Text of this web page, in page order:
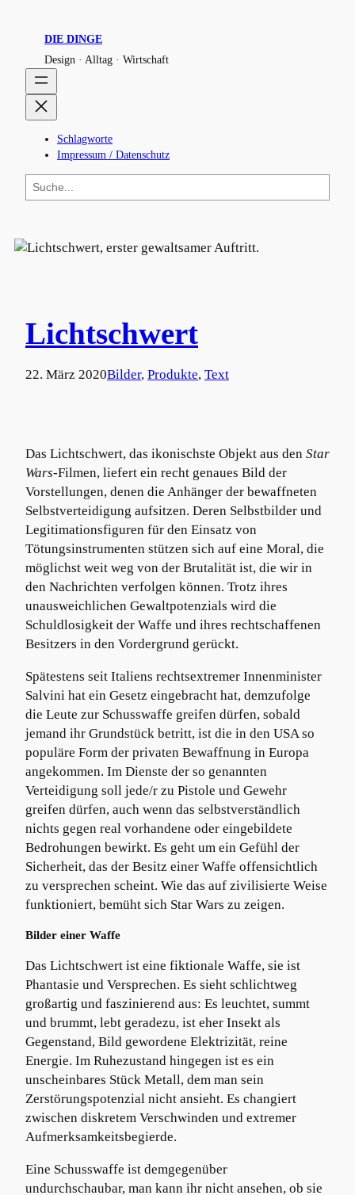
DIE DINGE
Design · Alltag · Wirtschaft
Schlagworte
Impressum / Datenschutz
e
Lichtschwert
22. März 2020Bilder, Produkte, Text
Das Lichtschwert, das ikonischste Objekt aus den Star
Wars-Filmen, liefert ein recht genaues Bild der
Vorstellungen, denen die Anhänger der bewaffneten
Selbstverteidigung aufsitzen. Deren Selbstbilder und
Legitimationsfiguren für den Einsatz von
Tötungsinstrumenten stützen sich auf eine Moral, die
möglichst weit weg von der Brutalität ist, die wir in
den Nachrichten verfolgen können. Trotz ihres
unausweichlichen Gewaltpotenzials wird die
Schuldlosigkeit der Waffe und ihres rechtschaffenen
Besitzers in den Vordergrund gerückt.
Spätestens seit Italiens rechtsextremer Innenminister
Salvini hat ein Gesetz eingebracht hat, demzufolge
die Leute zur Schusswaffe greifen dürfen, sobald
jemand ihr Grundstück betritt, ist die in den USA so
populäre Form der privaten Bewaffnung in Europa
angekommen. Im Dienste der so genannten
Verteidigung soll jede/r zu Pistole und Gewehr
greifen dürfen, auch wenn das selbstverständlich
nichts gegen real vorhandene oder eingebildete
Bedrohungen bewirkt. Es geht um ein Gefühl der
Sicherheit, das der Besitz einer Waffe offensichtlich
zu versprechen scheint. Wie das auf zivilisierte Weise
funktioniert, bemüht sich Star Wars zu zeigen.
Bilder einer Waffe
Das Lichtschwert ist eine fiktionale Waffe, sie ist
Phantasie und Versprechen. Es sieht schlichtweg
großartig und faszinierend aus: Es leuchtet, summt
und brummt, lebt geradezu, ist eher Insekt als
Gegenstand, Bild gewordene Elektrizität, reine
Energie. Im Ruhezustand hingegen ist es ein
unscheinbares Stück Metall, dem man sein
Zerstörungspotenzial nicht ansieht. Es changiert
zwischen diskretem Verschwinden und extremer
Aufmerksamkeitsbegierde.
Eine Schusswaffe ist demgegenüber
undurchschaubar, man kann ihr nicht ansehen, ob sie